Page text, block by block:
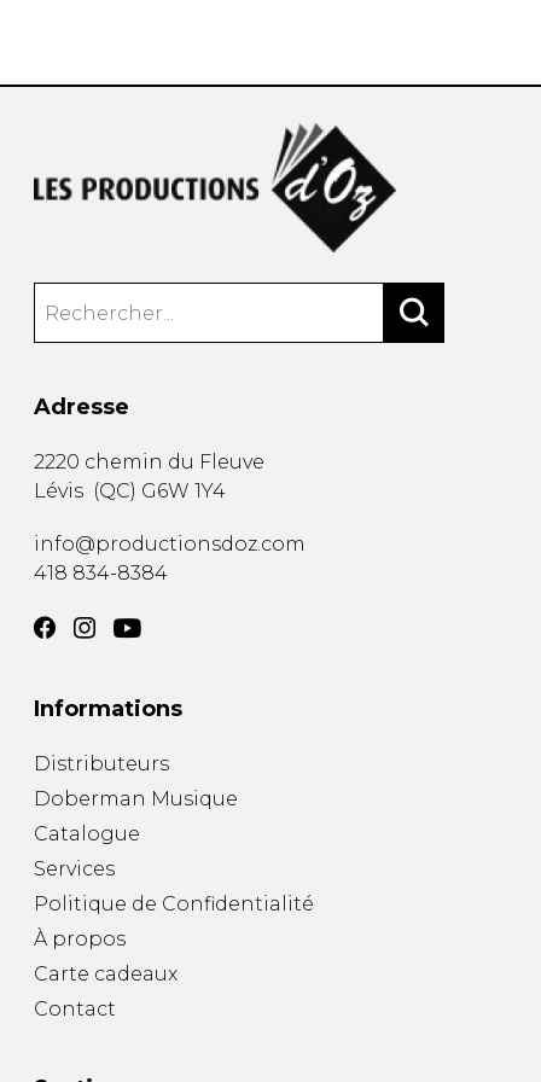
Adresse
2220 chemin du Fleuve
Lévis (QC) G6W 1Y4
info@productionsdoz.com
418 834-8384
Informations
Distributeurs
Doberman Musique
Catalogue
Services
Politique de Confidentialité
À propos
Carte cadeaux
Contact